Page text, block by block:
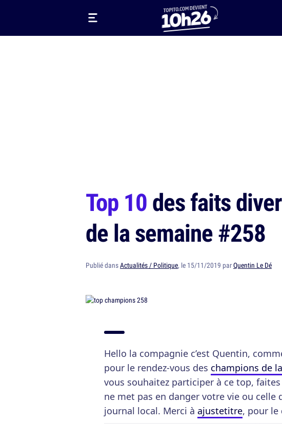
Top 10des faits
de la semaine #258
Publié dansActualités / Politique, le 15/11/2019 parQuentin Le Dé
Hello la compagnie c’est Quentin,
pour le rendez-vous des champions de
vous souhaitez participer à ce top,
ne met pas en danger votre vie ou celle
journal local. Merci à ajustetitre, pour le